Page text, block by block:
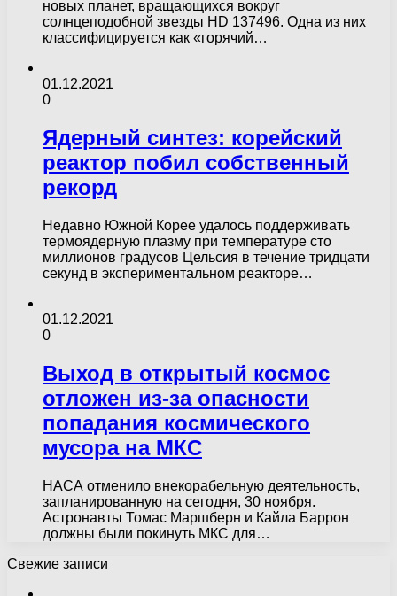
новых планет, вращающихся вокруг
солнцеподобной звезды HD 137496. Одна из них
классифицируется как «горячий…
01.12.2021
0
Ядерный синтез: корейский
реактор побил собственный
рекорд
Недавно Южной Корее удалось поддерживать
термоядерную плазму при температуре сто
миллионов градусов Цельсия в течение тридцати
секунд в экспериментальном реакторе…
01.12.2021
0
Выход в открытый космос
отложен из-за опасности
попадания космического
мусора на МКС
НАСА отменило внекорабельную деятельность,
запланированную на сегодня, 30 ноября.
Астронавты Томас Маршберн и Кайла Баррон
должны были покинуть МКС для…
Свежие записи